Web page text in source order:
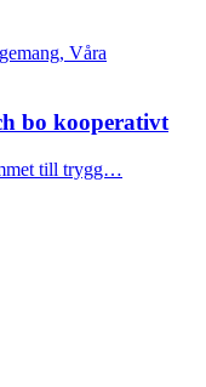
Våra
bo kooperativt
till trygg…